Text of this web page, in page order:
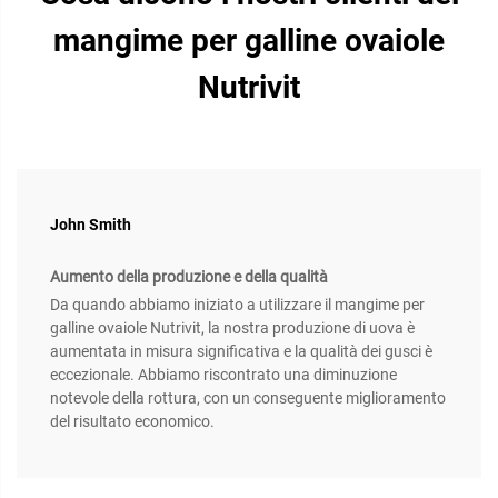
mangime per galline ovaiole
Nutrivit
John Smith
Aumento della produzione e della qualità
Da quando abbiamo iniziato a utilizzare il mangime per
galline ovaiole Nutrivit, la nostra produzione di uova è
aumentata in misura significativa e la qualità dei gusci è
eccezionale. Abbiamo riscontrato una diminuzione
notevole della rottura, con un conseguente miglioramento
del risultato economico.